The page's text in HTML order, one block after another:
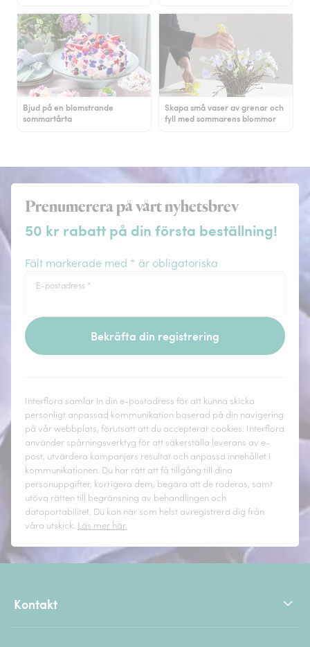
Bjud på en blomstrande
sommartårta
Skapa små vaser av grenar och
fyll med sommarens blommor
Prenumerera på vårt nyhetsbrev
50 kr rabatt på din första beställning!
Fält markerade med * är obligatoriska
E-postadress *
Bekräfta din registrering
Interflora samlar in din e-postadress för att kunna skicka
personligt anpassad kommunikation baserad på din navigering
på vår webbplats, förutsatt att du accepterar cookies. Interflora
använder spårningsverktyg för att säkerställa leverans av e-
post, utvärdera kampanjers resultat och anpassa innehållet i
kommunikationen. Du har rätt att få tillgång till dina
personuppgifter, korrigera dem, begära att de raderas, samt
utöva rätten till begränsning av behandlingen och
dataportabilitet. Du kan när som helst avregistrera dig från
våra utskick. Läs mer här.
Kontakt